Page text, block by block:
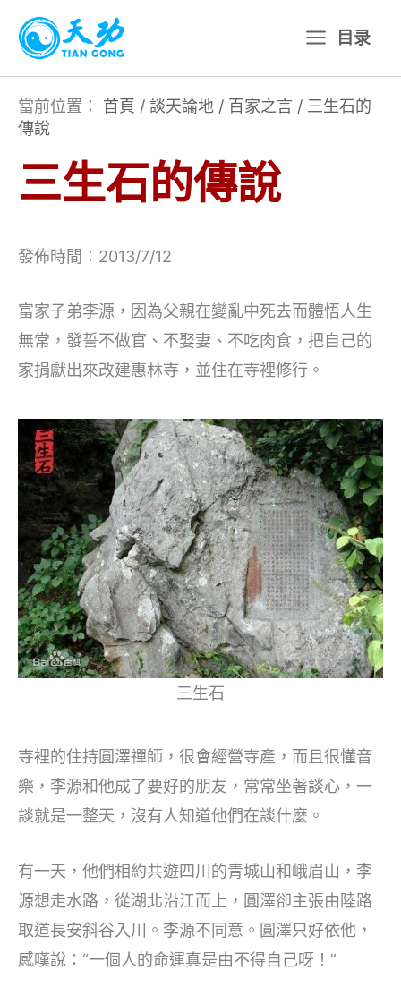
主
目录
當前位置： 首頁 / 談天論地 / 百家之言 / 三生石的
傳說
三生石的傳說
發佈時間：2013/7/12
富家子弟李源，因為父親在變亂中死去而體悟人生
無常，發誓不做官、不娶妻、不吃肉食，把自己的
家捐獻出來改建惠林寺，並住在寺裡修行。
三生石
寺裡的住持圓澤禪師，很會經營寺產，而且很懂音
樂，李源和他成了要好的朋友，常常坐著談心，一
談就是一整天，沒有人知道他們在談什麼。
有一天，他們相約共遊四川的青城山和峨眉山，李
源想走水路，從湖北沿江而上，圓澤卻主張由陸路
取道長安斜谷入川。李源不同意。圓澤只好依他，
感嘆說：“一個人的命運真是由不得自己呀！”